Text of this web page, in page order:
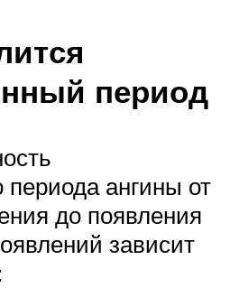
период
периода ангины от
до появления
зависит